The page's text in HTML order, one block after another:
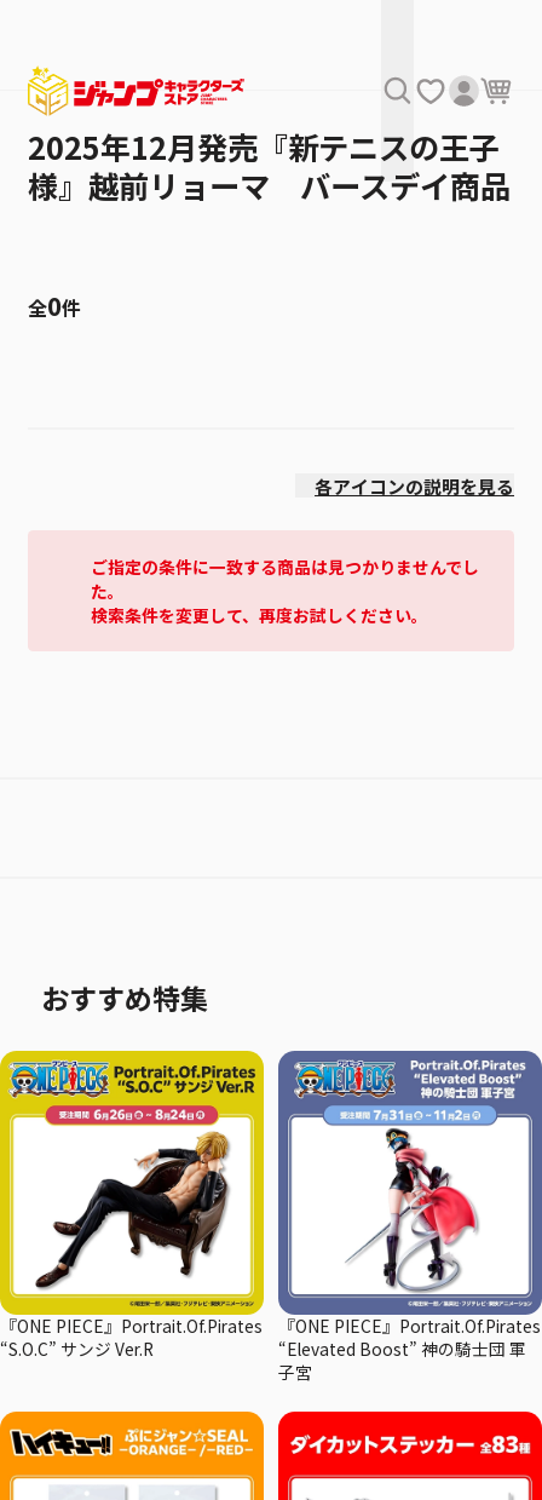
2025年12月発売『新テニスの王子
様』越前リョーマ バースデイ商品
全0件
各アイコンの説明を見る
ご指定の条件に一致する商品は見つかりませんでし
た。
検索条件を変更して、再度お試しください。
おすすめ特集
『ONE PIECE』Portrait.Of.Pirates
“S.O.C” サンジ Ver.R
『ONE PIECE』Portrait.Of.Pirates
“Elevated Boost” 神の騎士団 軍
子宮